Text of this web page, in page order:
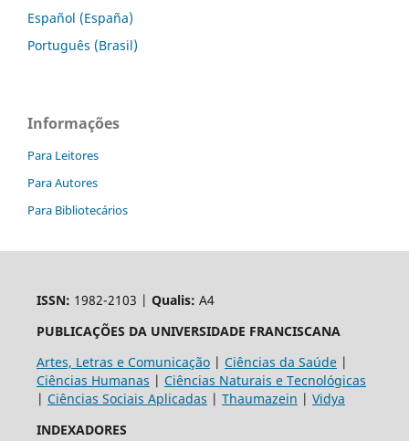
Español (España)
Português (Brasil)
Informações
Para Leitores
Para Autores
Para Bibliotecários
ISSN: 1982-2103 | Qualis: A4
PUBLICAÇÕES DA UNIVERSIDADE FRANCISCANA
Artes, Letras e Comunicação| Ciências da Saúde|
Ciências Humanas | Ciências Naturais e Tecnológicas
| Ciências Sociais Aplicadas | Thaumazein | Vidya
INDEXADORES